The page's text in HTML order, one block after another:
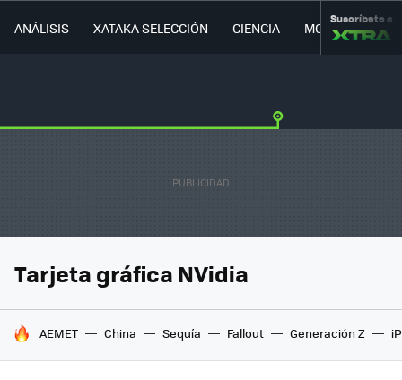
ANÁLISIS XATAKA SELECCIÓN CIENCIA MOVILIDAD
Suscríbete a
Tarjeta gráfica NVidia
HOY SE HABLA DE
AEMET China Sequía Fallout Generación Z